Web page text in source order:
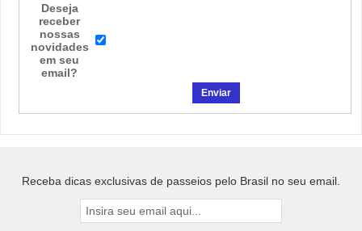
Deseja
receber
nossas
novidades
em seu
email?
Receba dicas exclusivas de passeios pelo Brasil no seu email.